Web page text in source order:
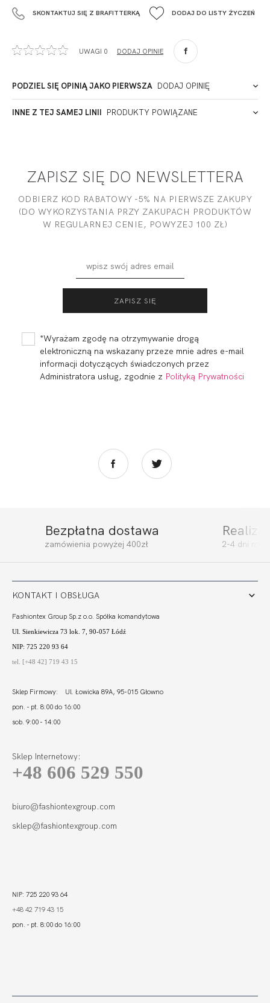
+48 42 719 43 15
90-057
ADRES PUNKTU KONTAKTOWEGO
SKONTAKTUJ SIĘ Z BRAFITTERKĄ DODAJ DO LISTY ŻYCZEŃ
UWAGI 0 DODAJ OPINIĘ
PODZIEL SIĘ OPINIĄ JAKO PIERWSZA DODAJ OPINIĘ
Miałeś już kontakt z naszym produktem? Zostaw opinię
INNE Z TEJ SAMEJ LINII PRODUKTY POWIĄZANE
182,00 zł 152,00 zł
ACTIVE BOKSERKA
ACTIVE BRASSIERE
ACTIVE LEGGINSY
ZAPISZ SIĘ DO NEWSLETTERA
ODBIERZ KOD RABATOWY -5% NA PIERWSZE ZAKUPY
(DO WYKORZYSTANIA PRZY ZAKUPACH PRODUKTÓW
W REGULARNEJ CENIE, POWYZEJ 100 ZŁ)
*Wyrażam zgodę na otrzymywanie drogą
elektroniczną na wskazany przeze mnie adres e-mail
informacji dotyczących świadczonych przez
Administratora usług, zgodnie z Polityką Prywatności
Bezpłatna dostawa
zamówienia powyżej 400zł 2-4 dni
KONTAKT I OBSŁUGA
Fashiontex Group Sp.z o.o. Spółka komandytowa
Ul. Sienkiewicza 73 lok. 7, 90-057 Łódź
NIP: 725 220 93 64
tel. [+48 42] 719 43 15
Sklep Firmowy: Ul. Łowicka 89A, 95-015 Głowno
pon. - pt. 8:00 do 16:00
sob. 9:00 - 14:00
Sklep Internetowy:
+48 606 529 550
biuro@fashiontexgroup.com
sklep@fashiontexgroup.com
NIP: 725 220 93 64
+48 42 719 43 15
pon. - pt. 8:00 do 16:00